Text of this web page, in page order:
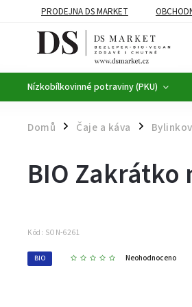
PRODEJNA DS MARKET
BEZLEPKOVÉ POTRAVINY
Nízkobílkovinné potraviny (PKU)
Domů / Čaje a káva /
BIO Zakrátko
Kód: SON-6261
BIO Neohodnoceno